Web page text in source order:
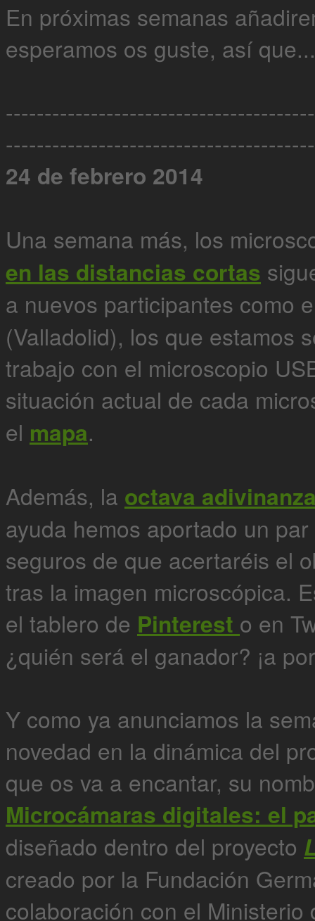
En próximas semanas
esperamos os guste, así
24 de febrero 2014
Una semana más, los
en las distancias cortas
a nuevos participantes como
(Valladolid), los que estamos
trabajo con el microscopio
situación actual de cada
el mapa.
Además, la octava
ayuda hemos aportado un
seguros de que acertaréis el
tras la imagen microscópica.
el tablero de Pinterest o en
¿quién será el ganador? ¡a
Y como ya anunciamos la
novedad en la dinámica del
que os va a encantar, su
Microcámaras digitales: el
diseñado dentro del proyecto
creado por la Fundación
colaboración con el